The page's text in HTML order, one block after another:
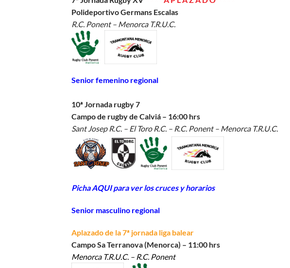
Polideportivo Germans Escalas
R.C. Ponent – Menorca T.R.U.C.
Senior femenino regional
10ª Jornada rugby 7
Campo de rugby de Calviá – 16:00 hrs
Sant Josep R.C. – El Toro R.C. – R.C. Ponent – Menorca T.R.U.C.
Picha AQUI para ver los cruces y horarios
Senior masculino regional
Aplazado de la 7ª jornada liga balear
Campo Sa Terranova (Menorca) – 11:00 hrs
Menorca T.R.U.C. – R.C. Ponent